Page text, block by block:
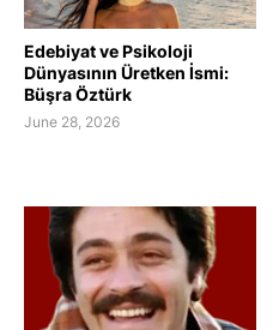
Edebiyat ve Psikoloji
Dünyasının Üretken İsmi:
Büşra Öztürk
June 28, 2026